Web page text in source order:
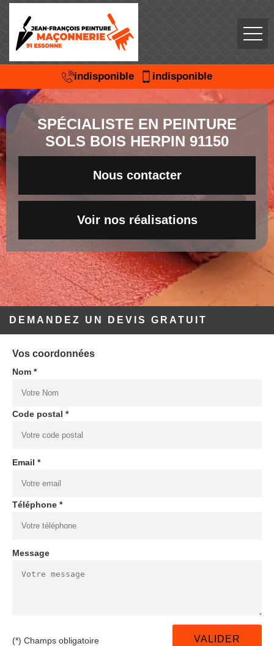
indisponible indisponible
SPÉCIALISTE EN PEINTURE
SOLS BOIS HERPIN 91150
Nous contacter
Voir nos réalisations
DEMANDEZ UN DEVIS GRATUIT
Vos coordonnées
Nom *
Code postal *
Email *
Téléphone *
Message
(*) Champs obligatoire